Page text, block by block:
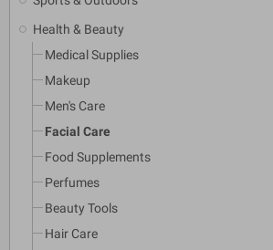
Health & Beauty
Medical Supplies
Makeup
Men's Care
Facial Care
Food Supplements
Perfumes
Beauty Tools
Hair Care